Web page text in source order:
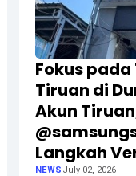
Fokus
Tiruan di
Akun
Langkah
NEWS July 02, 2026